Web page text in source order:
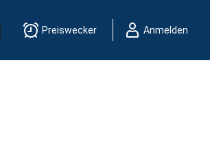
Preiswecker Anmelden